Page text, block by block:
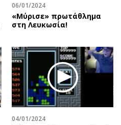
06/01/2024
«Μύρισε» πρωτάθλημα
στη Λευκωσία!
04/01/2024